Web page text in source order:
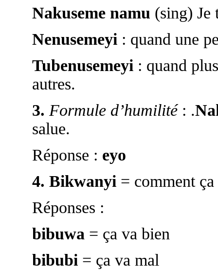
Nakuseme namu (sing) Je
Nenusemeyi: quand une
Tubenusemeyi: quand
autres.
3. Formule d’humilité: .
salue.
Réponse : eyo
4. Bikwanyi= comment ça
Réponses :
bibuwa= ça va bien
bibubi= ça va mal